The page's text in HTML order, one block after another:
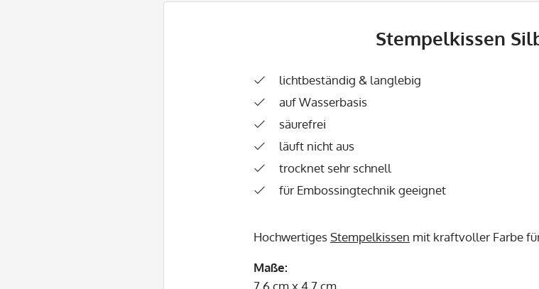
Stempelkissen
lichtbeständig & langlebig
auf Wasserbasis
säurefrei
läuft nicht aus
trocknet sehr schnell
für Embossingtechnik geeignet
HochwertigesStempelkissen mit kraftvoller Farbe
Maße:
7,6 cm x 4,7 cm